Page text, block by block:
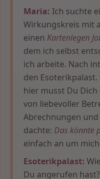
Maria: Ich suchte
Wirkungskreis mit
einen Kartenlegen
dem ich selbst
ich arbeite. Nach
den
hier musst Du
von liebevoller
Abrechnungen
dachte: Das könnte
einfach an um
Esoterikpalast:
Du angerufen hast?